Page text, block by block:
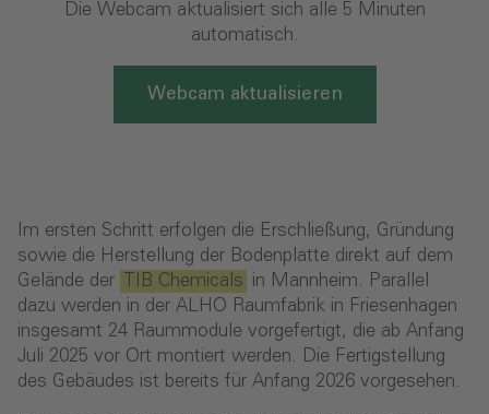
Die Webcam aktualisiert sich alle 5 Minuten
automatisch.
Webcam aktualisieren
Im ersten Schritt erfolgen die Erschließung, Gründung
sowie die Herstellung der Bodenplatte direkt auf dem
Gelände der
TIB Chemicals in Mannheim. Parallel
dazu werden in der ALHO Raumfabrik in Friesenhagen
insgesamt 24 Raummodule vorgefertigt, die ab Anfang
Juli 2025 vor Ort montiert werden. Die Fertigstellung
des Gebäudes ist bereits für Anfang 2026 vorgesehen.